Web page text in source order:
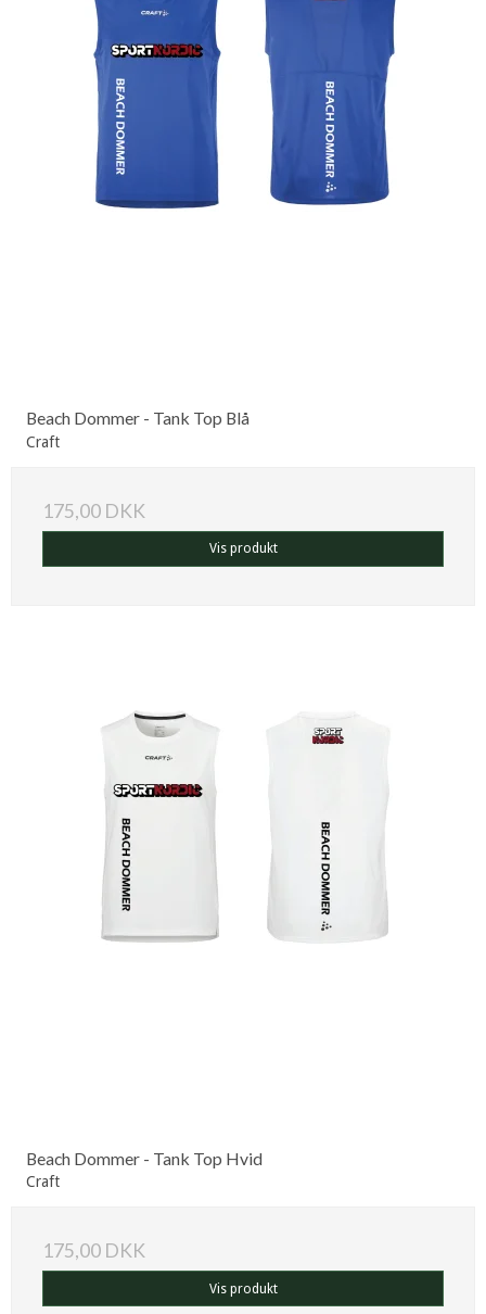
Beach Dommer - Tank Top Blå
Craft
175,00 DKK
Vis produkt
Beach Dommer - Tank Top Hvid
Craft
175,00 DKK
Vis produkt